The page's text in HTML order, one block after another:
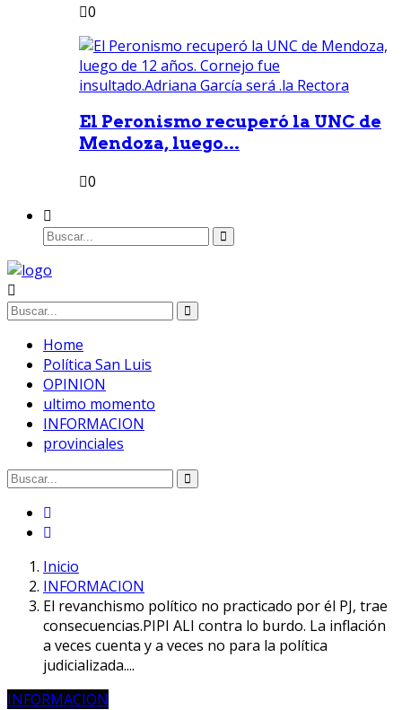
0
El Peronismo recuperó la UNC de
Mendoza, luego...
0
Home
Política San Luis
OPINION
ultimo momento
INFORMACION
provinciales
Inicio
INFORMACION
El revanchismo político no practicado por él PJ, trae
consecuencias.PIPI ALI contra lo burdo. La inflación
a veces cuenta y a veces no para la política
judicializada....
INFORMACION